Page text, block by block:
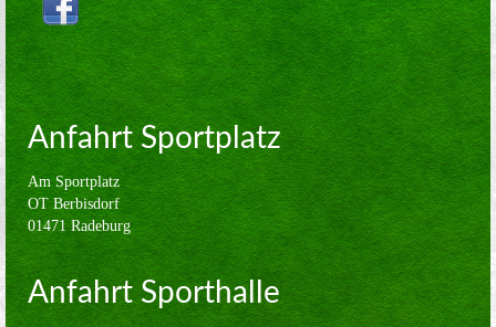
Volleyball
Verein
Sponsoren
Kontakt
Impressum
Anfahrt Sportplatz
Am Sportplatz
OT Berbisdorf
01471 Radeburg
Anfahrt Sporthalle